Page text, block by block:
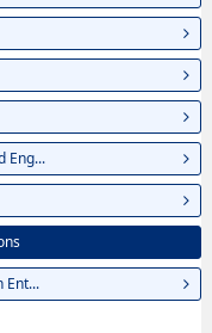
Eng...
Ent...